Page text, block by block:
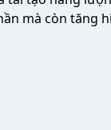
mà còn tăng